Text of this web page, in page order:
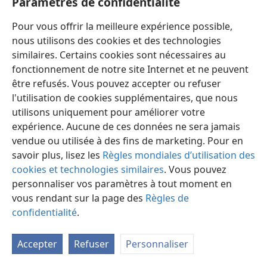
Pour vous offrir la meilleure expérience possible,
nous utilisons des cookies et des technologies
similaires. Certains cookies sont nécessaires au
fonctionnement de notre site Internet et ne peuvent
être refusés. Vous pouvez accepter ou refuser
l'utilisation de cookies supplémentaires, que nous
utilisons uniquement pour améliorer votre
expérience. Aucune de ces données ne sera jamais
vendue ou utilisée à des fins de marketing. Pour en
savoir plus, lisez les Règles mondiales d’utilisation des
cookies et technologies similaires. Vous pouvez
personnaliser vos paramètres à tout moment en
vous rendant sur la page des Règles de
confidentialité.
Accepter Refuser Personnaliser
Préférences
Copyright© 2026 Watch Tower Bible and Tract Society of Pennsylvania
Conditions d’utilisation
Règles de confidentialité
Paramètres de confidentialité
JW.ORG Se connecter